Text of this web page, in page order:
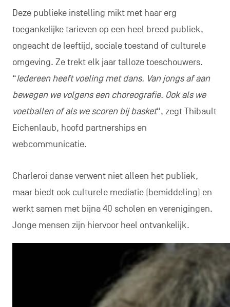
Deze publieke instelling mikt met haar erg
toegankelijke tarieven op een heel breed publiek,
ongeacht de leeftijd, sociale toestand of culturele
omgeving. Ze trekt elk jaar talloze toeschouwers.
“Iedereen heeft voeling met dans. Van jongs af aan
bewegen we volgens een choreografie. Ook als we
voetballen of als we scoren bij basket“, zegt Thibault
Eichenlaub, hoofd partnerships en
webcommunicatie.
Charleroi danse verwent niet alleen het publiek,
maar biedt ook culturele mediatie (bemiddeling) en
werkt samen met bijna 40 scholen en verenigingen.
Jonge mensen zijn hiervoor heel ontvankelijk.